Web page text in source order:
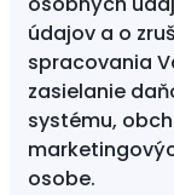
údajov a o
spracovania
zasielanie
systému,
osobe.